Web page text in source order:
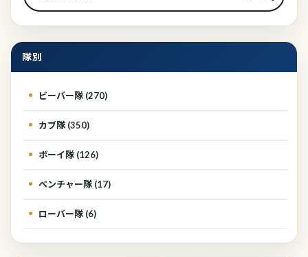
隊別
ビーバー隊 (270)
カブ隊 (350)
ボーイ隊 (126)
ベンチャー隊 (17)
ローバー隊 (6)